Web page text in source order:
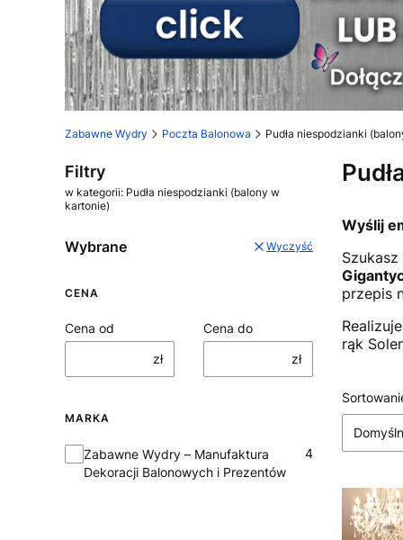
Zabawne Wydry Poczta Balonowa Pudła niespodzianki
Filtry
w kategorii: Pudła niespodzianki (balony w
kartonie)
Wybrane Wyczyść
CENA
Cena od
zł
Cena do
zł
MARKA
Marka
Zabawne Wydry – Manufaktura
Dekoracji Balonowych i Prezentów
4
Wyślij
przepis
rąk
Lista